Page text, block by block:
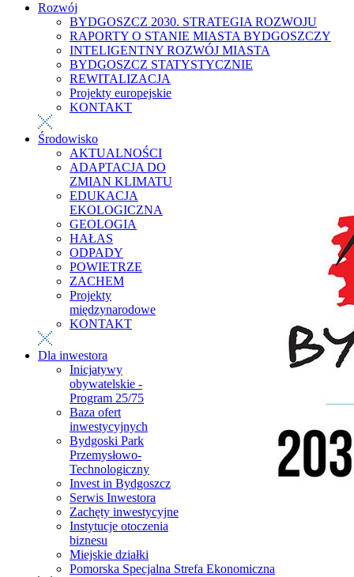
Rozwój
BYDGOSZCZ 2030. STRATEGIA ROZWOJU
RAPORTY O STANIE MIASTA BYDGOSZCZY
INTELIGENTNY ROZWÓJ MIASTA
BYDGOSZCZ STATYSTYCZNIE
REWITALIZACJA
Projekty europejskie
KONTAKT
Środowisko
AKTUALNOŚCI
ADAPTACJA DO
ZMIAN KLIMATU
EDUKACJA
EKOLOGICZNA
GEOLOGIA
HAŁAS
ODPADY
POWIETRZE
ZACHEM
Projekty
międzynarodowe
KONTAKT
Dla inwestora
Inicjatywy
obywatelskie -
Program 25/75
Baza ofert
inwestycyjnych
Bydgoski Park
Przemysłowo-
Technologiczny
Invest in Bydgoszcz
Serwis Inwestora
Zachęty inwestycyjne
Instytucje otoczenia
biznesu
Miejskie działki
Pomorska Specjalna Strefa Ekonomiczna